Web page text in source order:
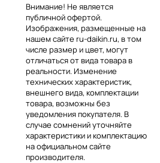
Внимание! Не является
публичной офертой.
Изображения, размещенные на
нашем сайте ru-daikin.ru, в том
числе размер и цвет, могут
отличаться от вида товара в
реальности. Изменение
технических характеристик,
внешнего вида, комплектации
товара, возможны без
уведомления покупателя. В
случае сомнений уточняйте
характеристики и комплектацию
на официальном сайте
производителя.